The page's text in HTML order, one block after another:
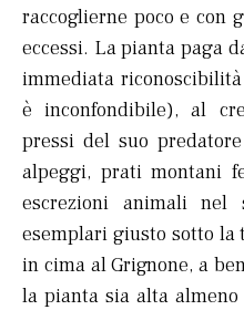
raccoglierne poco e con
eccessi. La pianta paga
immediata
è inconfondibile), al
pressi del suo
alpeggi, prati montani
escrezioni animali
esemplari giusto sotto
in cima al Grignone, a
la pianta sia alta